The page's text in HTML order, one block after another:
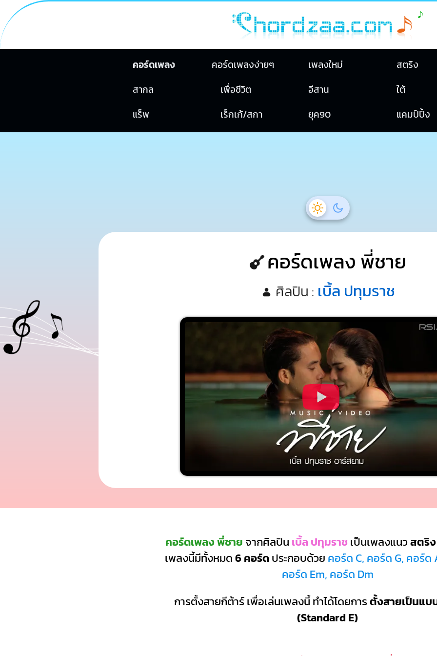
คอร์ดเพลง คอร์ดเพลงง่ายๆ เพลงใหม่
สตริง
สากล
เพื่อชีวิต อีสาน
ใต้
แร็พ
เร็กเก้/สกา ยุค90 แคมป์ปิ้ง
คอร์ดเพลง พี่ชาย
ศิลปิน : เบิ้ล ปทุมราช
คอร์ดเพลง พี่ชาย จากศิลปิน เบิ้ล ปทุมราช เป็นเพลงแนวสตริง
เพลงนี้มีทั้งหมด6 คอร์ดประกอบด้วย คอร์ด C, คอร์ด G, คอร์ด
คอร์ด Em, คอร์ด Dm
การตั้งสายกีต้าร์ เพื่อเล่นเพลงนี้ ทำได้โดยการตั้งสายเป็นแบ
(Standard E)